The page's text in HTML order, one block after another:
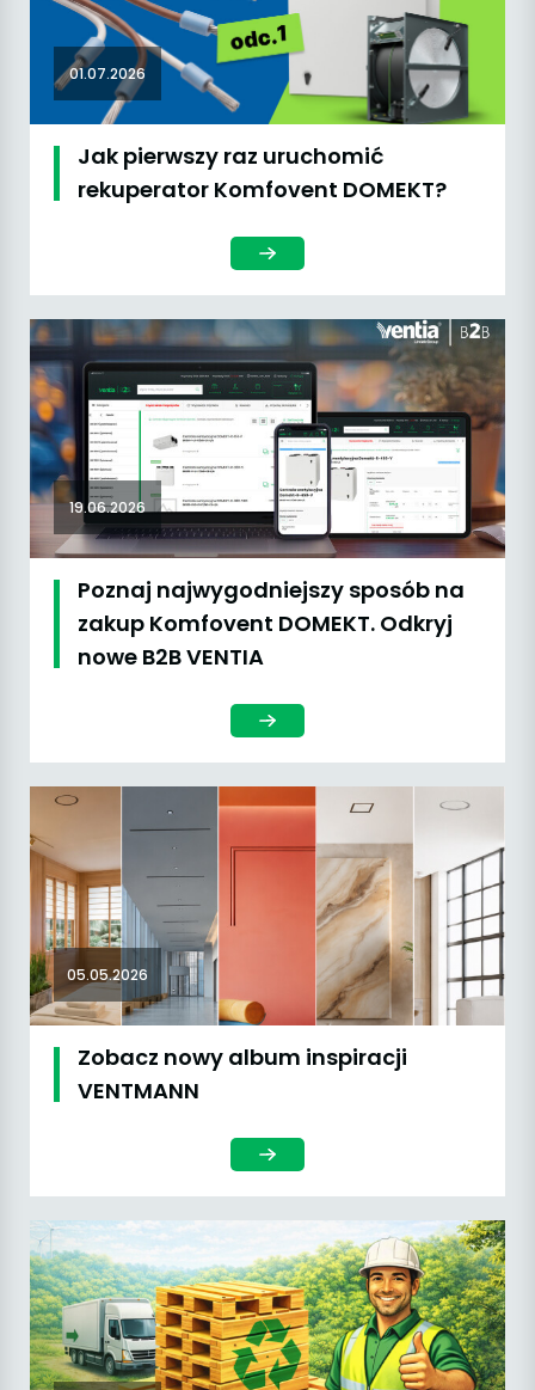
01.07.2026
Jak pierwszy raz uruchomić
rekuperator Komfovent DOMEKT?
19.06.2026
Poznaj najwygodniejszy sposób na
zakup Komfovent DOMEKT. Odkryj
nowe B2B VENTIA
05.05.2026
Zobacz nowy album inspiracji
VENTMANN